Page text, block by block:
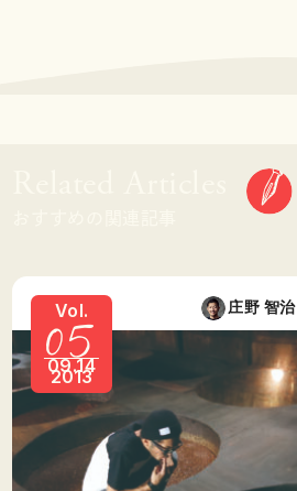
庄野 智治
Vol.
05
09.14
2013